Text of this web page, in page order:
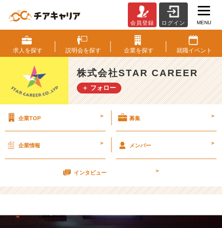
研
修
★
月
１
研
会
T
A
C
R
会員登録 ログイン MENU
求人を探す 説明会を探す 企業を探す 就職イベント
株式会社STAR CAREER
＋ フォロー
企業TOP > 募集 >
企業情報 > メンバー >
インタビュー >